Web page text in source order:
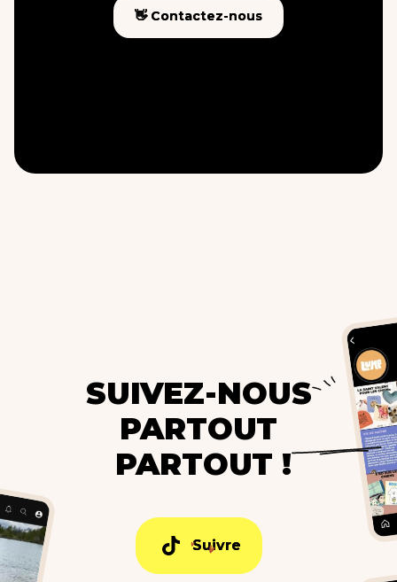
👋 Contactez-nous
👋 Contactez-nous
SUIVEZ-NOUS
PARTOUT
PARTOUT !
Suivre
Suivre